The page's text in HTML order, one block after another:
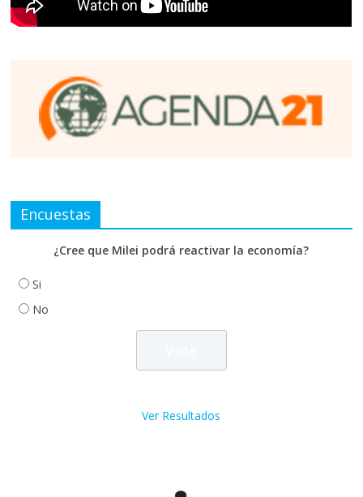
Encuestas
¿Cree que Milei podrá reactivar la economía?
Si
No
Ver Resultados